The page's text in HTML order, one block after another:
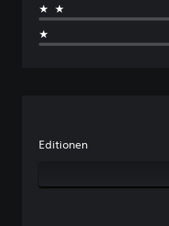
★★
★
Editionen